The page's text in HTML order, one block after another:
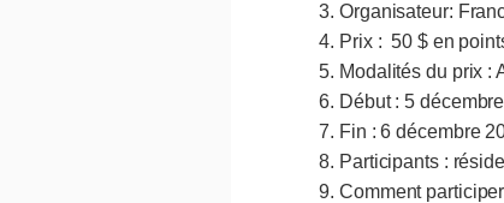
Organisateur:
Prix : 50 $ en
Modalités du prix :
Début : 5
Fin : 6 décembre
Participants :
Comment